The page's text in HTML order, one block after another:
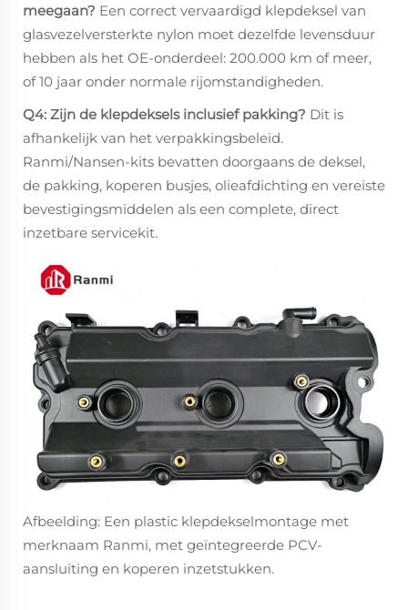
meegaan? Een correct vervaardigd klepdeksel van
glasvezelversterkte nylon moet dezelfde levensduur
hebben als het OE-onderdeel: 200.000 km of meer,
of 10 jaar onder normale rijomstandigheden.
Q4: Zijn de klepdeksels inclusief pakking? Dit is
afhankelijk van het verpakkingsbeleid.
Ranmi/Nansen-kits bevatten doorgaans de deksel,
de pakking, koperen busjes, olieafdichting en vereiste
bevestigingsmiddelen als een complete, direct
inzetbare servicekit.
Afbeelding: Een plastic klepdekselmontage met
merknaam Ranmi, met geïntegreerde PCV-
aansluiting en koperen inzetstukken.